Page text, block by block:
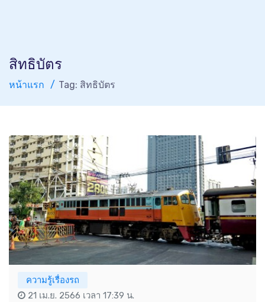
สิทธิบัตร
หน้าแรก Tag: สิทธิบัตร
ความรู้เรื่องรถ
21 เม.ย. 2566 เวลา 17:39 น.